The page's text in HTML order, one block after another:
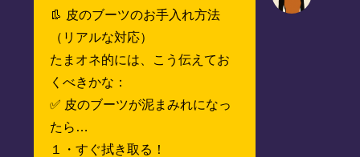
👢 皮のブーツのお手入れ方法
（リアルな対応）
たまオネ的には、こう伝えてお
くべきかな：
✅ 皮のブーツが泥まみれになっ
たら…
１・すぐ拭き取る！